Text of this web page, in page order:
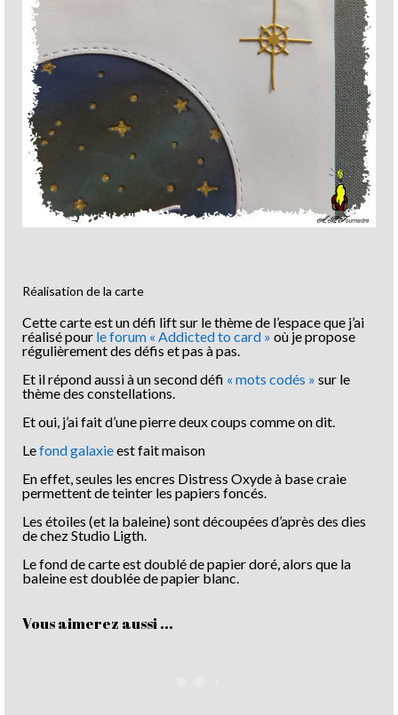
Réalisation de la carte
Cette carte est un défi lift sur le thème de l’espace que j’ai
réalisé pour le forum « Addicted to card » où je propose
régulièrement des défis et pas à pas.
Et il répond aussi à un second défi « mots codés » sur le
thème des constellations.
Et oui, j’ai fait d’une pierre deux coups comme on dit.
Lefond galaxieest fait maison
En effet, seules les encres Distress Oxyde à base craie
permettent de teinter les papiers foncés.
Les étoiles (et la baleine) sont découpées d’après des dies
de chez Studio Ligth.
Le fond de carte est doublé de papier doré, alors que la
baleine est doublée de papier blanc.
Vous aimerez aussi ...